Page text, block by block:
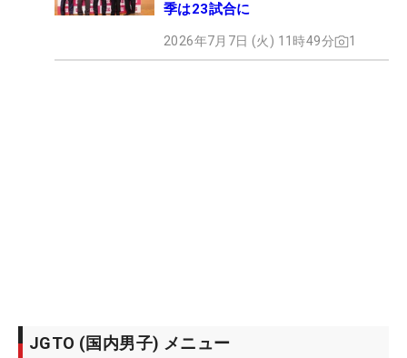
季は23試合に
2026年7月7日 (火) 11時49分 1
JGTO (国内男子) メニュー